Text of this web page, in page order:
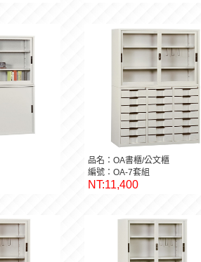
品名：OA書櫃/公文櫃
編號：OA-7套組
NT:11,400